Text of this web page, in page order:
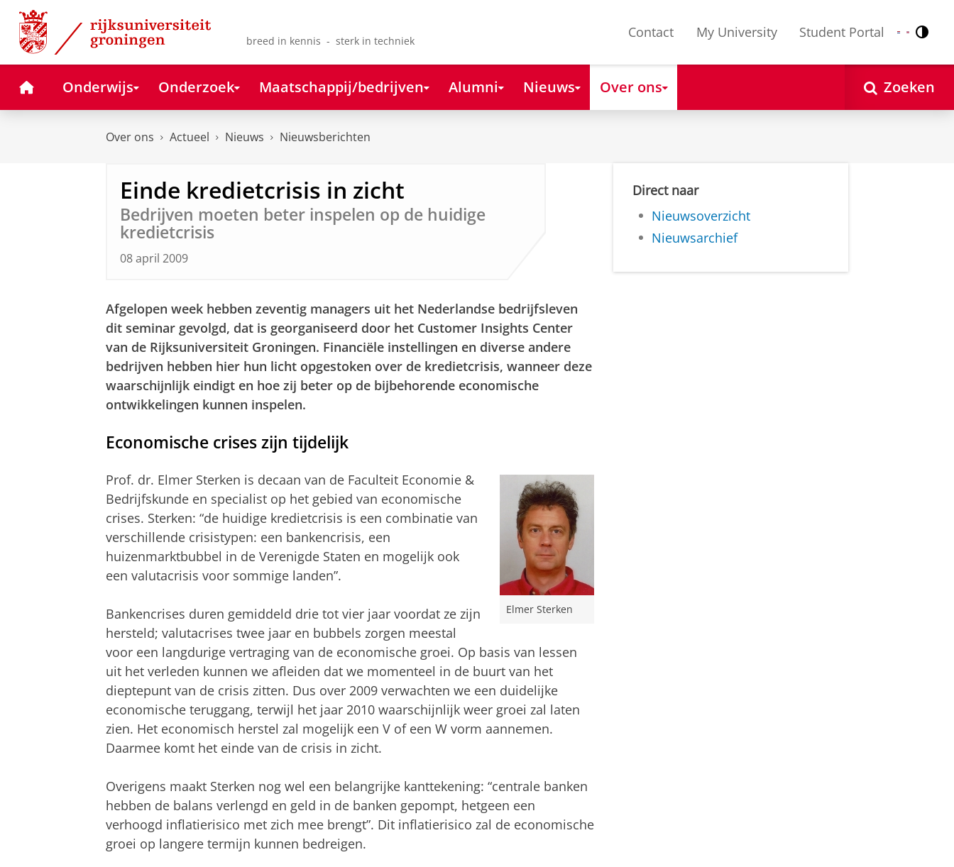
Skip
Content
Skip
Navigation
breed in kennis - sterk in techniek
Contact My University Student Portal Nederlands
English
HomeOnderwijs Onderzoek Maatschappij/bedrijven Alumni Nieuws Over ons Zoeken
Over ons Actueel Nieuws Nieuwsberichten
Einde kredietcrisis in zicht
Bedrijven moeten beter inspelen op de huidige
kredietcrisis
08 april 2009
Afgelopen week hebben zeventig managers uit het Nederlandse bedrijfsleven
dit seminar gevolgd, dat is georganiseerd door het Customer Insights Center
van de Rijksuniversiteit Groningen. Financiële instellingen en diverse andere
bedrijven hebben hier hun licht opgestoken over de kredietcrisis, wanneer deze
waarschijnlijk eindigt en hoe zij beter op de bijbehorende economische
ontwikkelingen kunnen inspelen.
Economische crises zijn tijdelijk
Elmer Sterken
Prof. dr. Elmer Sterken is decaan van de Faculteit Economie &
Bedrijfskunde en specialist op het gebied van economische
crises. Sterken: “de huidige kredietcrisis is een combinatie van
verschillende crisistypen: een bankencrisis, een
huizenmarktbubbel in de Verenigde Staten en mogelijk ook
een valutacrisis voor sommige landen”.
Bankencrises duren gemiddeld drie tot vier jaar voordat ze zijn
hersteld; valutacrises twee jaar en bubbels zorgen meestal
voor een langdurige vertraging van de economische groei. Op basis van lessen
uit het verleden kunnen we afleiden dat we momenteel in de buurt van het
dieptepunt van de crisis zitten. Dus over 2009 verwachten we een duidelijke
economische teruggang, terwijl het jaar 2010 waarschijnlijk weer groei zal laten
zien. Het economisch herstel zal mogelijk een V of een W vorm aannemen.
Daarmee komt het einde van de crisis in zicht.
Overigens maakt Sterken nog wel een belangrijke kanttekening: “centrale banken
hebben de balans verlengd en geld in de banken gepompt, hetgeen een
verhoogd inflatierisico met zich mee brengt”. Dit inflatierisico zal de economische
groei op langere termijn kunnen bedreigen.
Direct naar
Nieuwsoverzicht
Nieuwsarchief